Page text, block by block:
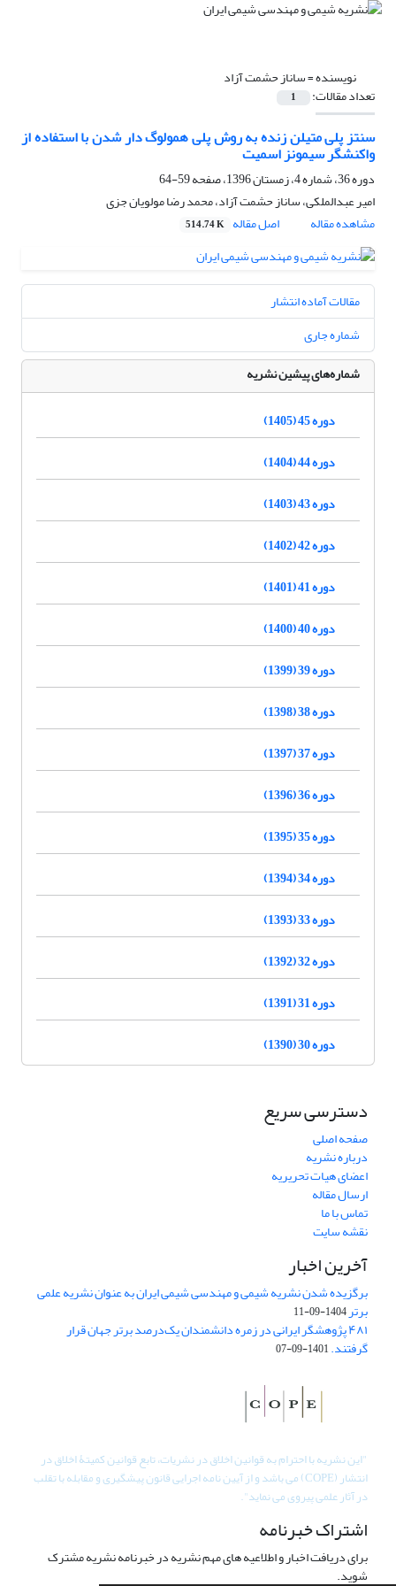
نویسنده =ساناز حشمت آزاد
تعداد مقالات: 1
سنتز پلی متیلن زنده به روش پلی همولوگ دار شدن با استفاده از
واکنشگر سیمونز اسمیت
دوره 36، شماره 4، زمستان 1396، صفحه
59-64
امیر عبدالملکی، ساناز حشمت آزاد، محمد رضا مولویان جزی
مشاهده مقاله
اصل مقاله 514.74 K
مقالات آماده انتشار
شماره جاری
شماره‌های پیشین نشریه
دوره 45 (1405)
دوره 44 (1404)
دوره 43 (1403)
دوره 42 (1402)
دوره 41 (1401)
دوره 40 (1400)
دوره 39 (1399)
دوره 38 (1398)
دوره 37 (1397)
دوره 36 (1396)
دوره 35 (1395)
دوره 34 (1394)
دوره 33 (1393)
دوره 32 (1392)
دوره 31 (1391)
دوره 30 (1390)
دسترسی سریع
صفحه اصلی
درباره نشریه
اعضای هیات تحریریه
ارسال مقاله
تماس با ما
نقشه سایت
آخرین اخبار
برگزیده شدن نشریه شیمی و مهندسی شیمی ایران به عنوان نشریه علمی
برتر1404-09-11
۴۸۱ پژوهشگر ایرانی در زمره دانشمندان یک‌درصد برتر جهان قرار
گرفتند.1401-09-07
"این نشریه با احترام به قوانین اخلاق در نشریات، تابع قوانین کمیتۀ اخلاق در
انتشار (COPE) می باشد و از آیین نامه اجرایی قانون پیشگیری و مقابله با تقلب
در آثار علمی پیروی می نماید".
اشتراک خبرنامه
برای دریافت اخبار و اطلاعیه های مهم نشریه در خبرنامه نشریه مشترک
شوید.